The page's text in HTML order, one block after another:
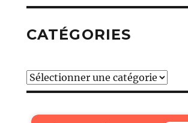
CATÉGORIES
Catégories